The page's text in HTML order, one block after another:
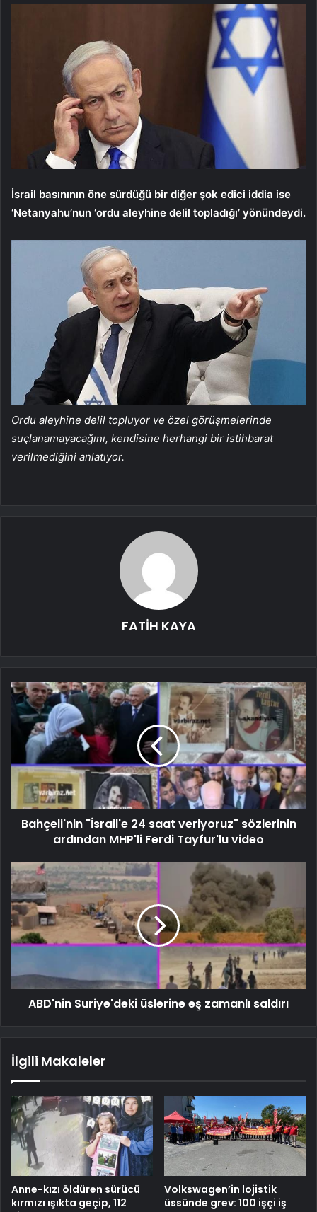
İsrail basınının öne sürdüğü bir diğer şok edici iddia ise
‘Netanyahu’nun ‘ordu aleyhine delil topladığı’ yönündeydi.
Ordu aleyhine delil topluyor ve özel görüşmelerinde
suçlanamayacağını, kendisine herhangi bir istihbarat
verilmediğini anlatıyor.
FATİH KAYA
Bahçeli'nin "İsrail'e 24 saat veriyoruz" sözlerinin
ardından MHP'li Ferdi Tayfur'lu video
ABD'nin Suriye'deki üslerine eş zamanlı saldırı
İlgili Makaleler
Anne-kızı öldüren sürücü
kırmızı ışıkta geçip, 112
Volkswagen’in lojistik
üssünde grev: 100 işçi iş